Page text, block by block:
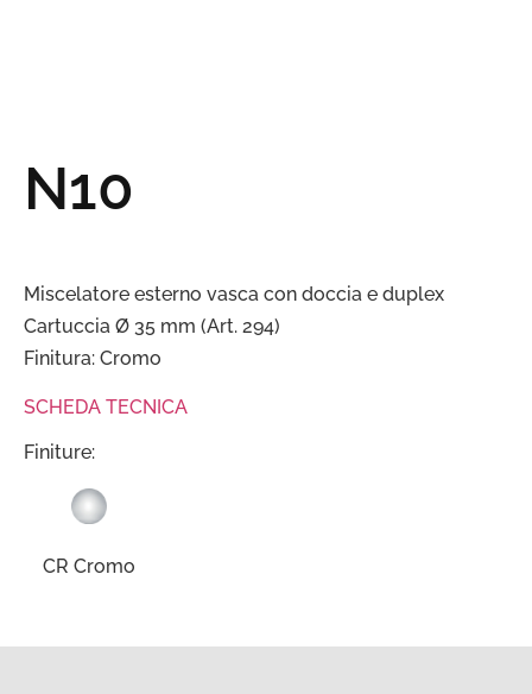
N10
Miscelatore esterno vasca con doccia e duplex
Cartuccia Ø 35 mm (Art. 294)
Finitura: Cromo
SCHEDA TECNICA
Finiture:
CR Cromo